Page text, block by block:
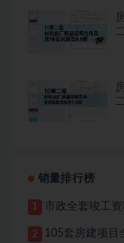
销量排行榜
1 市政全套竣工资
2 105套房建项目